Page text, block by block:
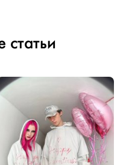
статьи